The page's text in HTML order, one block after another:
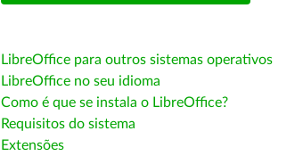
LibreOffice para outros sistemas operativos
LibreOffice no seu idioma
Como é que se instala o LibreOffice?
Requisitos do sistema
Extensões